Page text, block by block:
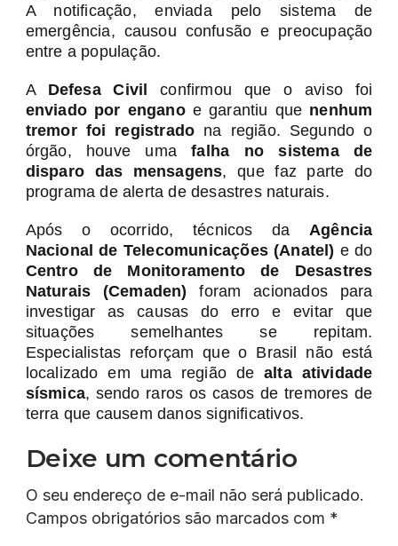
A notificação, enviada pelo sistema de
emergência, causou confusão e preocupação
entre a população.
A Defesa Civil confirmou que o aviso foi
enviado por enganoe garantiu que nenhum
tremor foi registrado na região. Segundo o
órgão, houve umafalha no sistema de
disparo das mensagens, que faz parte do
programa de alerta de desastres naturais.
Após o ocorrido, técnicos da Agência
Nacional de Telecomunicações (Anatel) e do
Centro de Monitoramento de Desastres
Naturais (Cemaden) foram acionados para
investigar as causas do erro e evitar que
situações semelhantes se repitam.
Especialistas reforçam que o Brasil não está
localizado em uma região dealta atividade
sísmica, sendo raros os casos de tremores de
terra que causem danos significativos.
Deixe um comentário
O seu endereço de e-mail não será publicado.
Campos obrigatórios são marcados com *